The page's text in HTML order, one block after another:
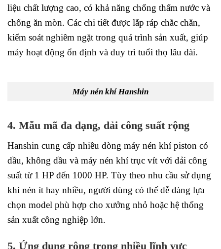
liệu chất lượng cao, có khả năng chống thấm nước và
chống ăn mòn. Các chi tiết được lắp ráp chắc chắn,
kiểm soát nghiêm ngặt trong quá trình sản xuất, giúp
máy hoạt động ổn định và duy trì tuổi thọ lâu dài.
Máy nén khí Hanshin
4. Mẫu mã đa dạng, dải công suất rộng
Hanshin cung cấp nhiều dòng máy nén khí piston có
dầu, không dầu và máy nén khí trục vít với dải công
suất từ 1 HP đến 1000 HP. Tùy theo nhu cầu sử dụng
khí nén ít hay nhiều, người dùng có thể dễ dàng lựa
chọn model phù hợp cho xưởng nhỏ hoặc hệ thống
sản xuất công nghiệp lớn.
5. Ứng dụng rộng trong nhiều lĩnh vực